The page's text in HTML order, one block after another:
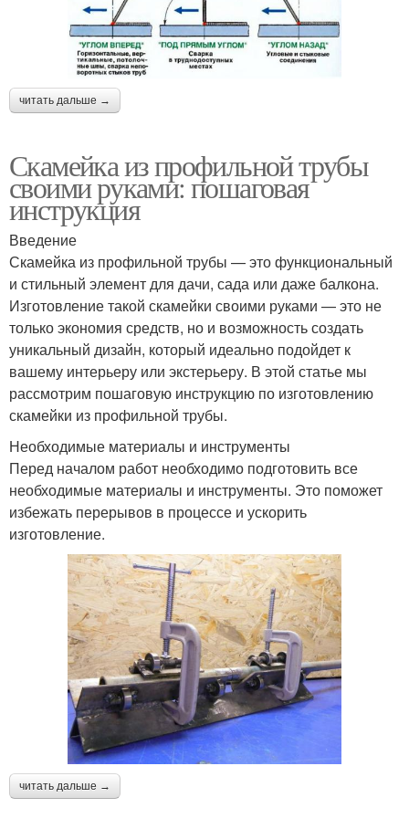
читать дальше →
Скамейка из профильной трубы
своими руками: пошаговая
инструкция
Введение
Скамейка из профильной трубы — это функциональный
и стильный элемент для дачи, сада или даже балкона.
Изготовление такой скамейки своими руками — это не
только экономия средств, но и возможность создать
уникальный дизайн, который идеально подойдет к
вашему интерьеру или экстерьеру. В этой статье мы
рассмотрим пошаговую инструкцию по изготовлению
скамейки из профильной трубы.
Необходимые материалы и инструменты
Перед началом работ необходимо подготовить все
необходимые материалы и инструменты. Это поможет
избежать перерывов в процессе и ускорить
изготовление.
читать дальше →